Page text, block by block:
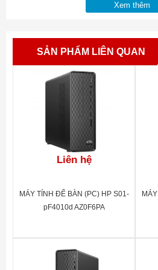
Xem thêm
SẢN PHẨM LIÊN QUAN
Liên hệ
MÁY TÍNH ĐỂ BÀN (PC) HP S01-
pF4010d AZ0F6PA